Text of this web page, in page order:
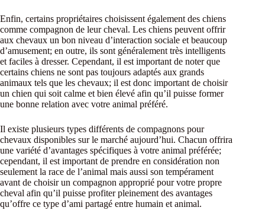
Enfin, certains propriétaires choisissent également des chiens
comme compagnon de leur cheval. Les chiens peuvent offrir
aux chevaux un bon niveau d’interaction sociale et beaucoup
d’amusement; en outre, ils sont généralement très intelligents
et faciles à dresser. Cependant, il est important de noter que
certains chiens ne sont pas toujours adaptés aux grands
animaux tels que les chevaux; il est donc important de choisir
un chien qui soit calme et bien élevé afin qu’il puisse former
une bonne relation avec votre animal préféré.
Il existe plusieurs types différents de compagnons pour
chevaux disponibles sur le marché aujourd’hui. Chacun offrira
une variété d’avantages spécifiques à votre animal préférée;
cependant, il est important de prendre en considération non
seulement la race de l’animal mais aussi son tempérament
avant de choisir un compagnon approprié pour votre propre
cheval afin qu’il puisse profiter pleinement des avantages
qu’offre ce type d’ami partagé entre humain et animal.